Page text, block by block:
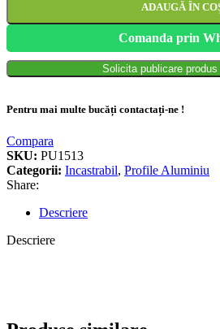
ADAUGĂ ÎN
Comanda prin
Solicita publicare
Pentru mai multe bucăți contactați-ne !
Compara
SKU: PU1513
Categorii: Incastrabil, Profile Aluminiu
Share:
Descriere
Descriere